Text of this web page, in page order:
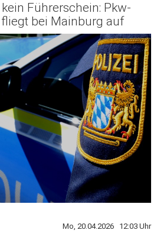
Führerschein: Pkw-
bei Mainburg auf
Mo, 20.04.2026 12:03 Uhr